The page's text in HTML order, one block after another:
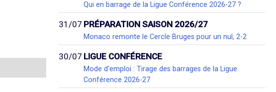
Qui en barrage de la Ligue Conférence 2026-27 ?
31/07 PRÉPARATION SAISON 2026/27
Monaco remonte le Cercle Bruges pour un nul, 2-2
30/07 LIGUE CONFÉRENCE
Mode d'emploi : Tirage des barrages de la Ligue
Conférence 2026-27